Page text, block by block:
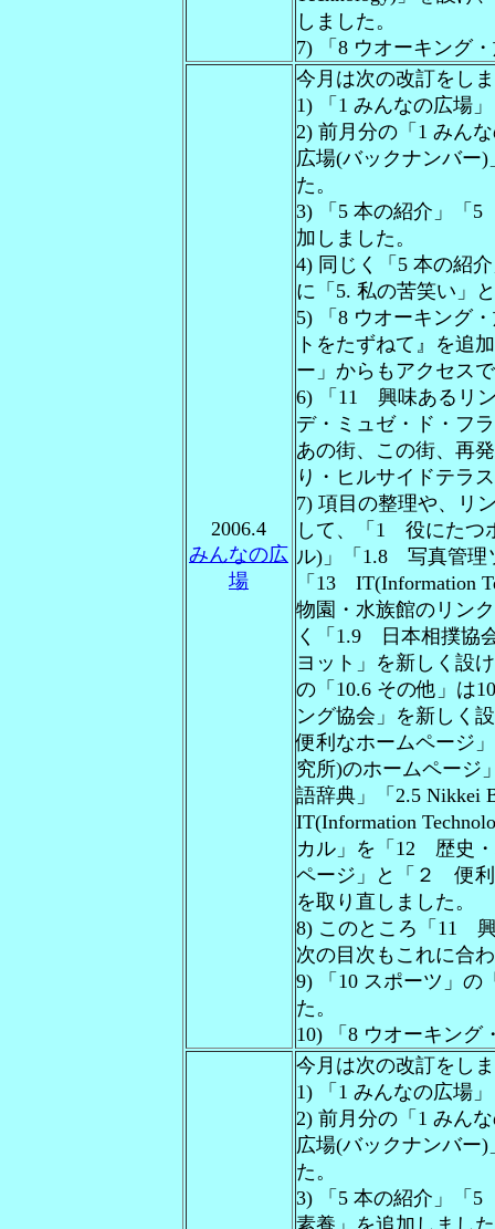
しました。
7) 「8 ウオーキング
2006.4
みんなの広
場
今月は次の改訂をし
1) 「1 みんなの広場
2) 前月分の「1 みん
広場(バックナンバー)
た。
3) 「5 本の紹介」「
加しました。
4) 同じく「5 本の紹
に「5. 私の苦笑い」
5) 「8 ウオーキング
トをたずねて』を追
ー」からもアクセス
6) 「11 興味あるリ
デ・ミュゼ・ド・フ
あの街、この街、再
り・ヒルサイドテラ
7) 項目の整理や、リ
して、「1 役にたつ
ル)」「1.8 写真管理
「13 IT(Information
物園・水族館のリン
く「1.9 日本相撲協
ヨット」を新しく設
の「10.6 その他」は
ング協会」を新しく
便利なホームページ
究所)のホームページ
語辞典」「2.5
IT(Information
カル」を「12 歴史
ページ」と「２ 便利
を取り直しました。
8) このところ「11
次の目次もこれに合
9) 「10 スポーツ」の
た。
10) 「8 ウオーキン
今月は次の改訂をし
1) 「1 みんなの広場
2) 前月分の「1 みん
広場(バックナンバー)
た。
3) 「5 本の紹介」「
素養」を追加しまし